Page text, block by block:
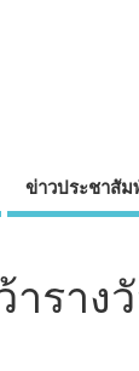
ข่าวประชาสั
รางวั